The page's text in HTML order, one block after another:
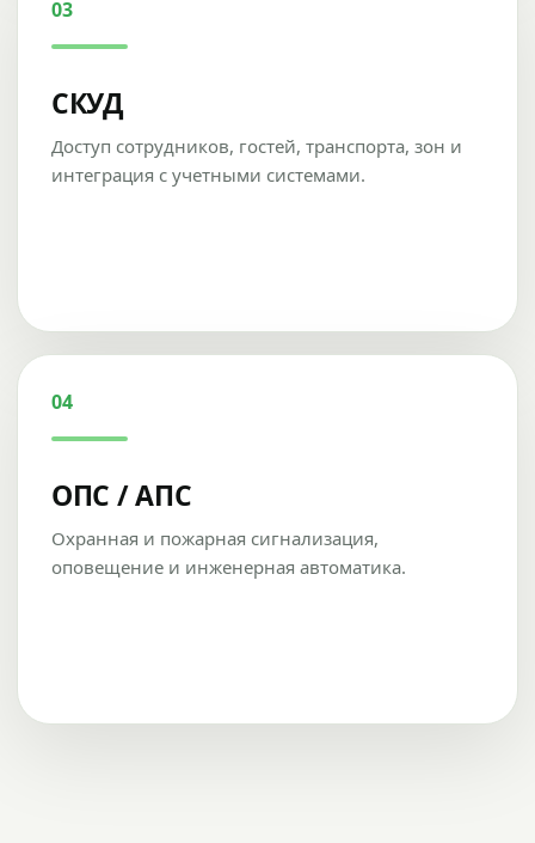
03
СКУД
Доступ сотрудников, гостей, транспорта, зон и
интеграция с учетными системами.
04
ОПС / АПС
Охранная и пожарная сигнализация,
оповещение и инженерная автоматика.